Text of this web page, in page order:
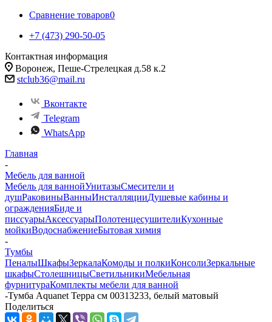
Сравнение товаров0
+7 (473) 290-50-05
Контактная информация
Воронеж, Пеше-Стрелецкая д.58 к.2
stclub36@mail.ru
Вконтакте
Telegram
WhatsApp
Главная
-
Мебель для ванной
Мебель для ваннойУнитазыСмесители и
душРаковиныВанныИнсталляцииДушевые кабины и
огражденияБиде и
писсуарыАксессуарыПолотенцесушителиКухонные
мойкиВодоснабжениеБытовая химия
-
Тумбы
ПеналыШкафыЗеркалаКомоды и полкиКонсолиЗеркальные
шкафыСтолешницыСветильникиМебельная
фурнитураКомплекты мебели для ванной
-Тумба Aquanet Терра см 00313233, белый матовый
Поделиться